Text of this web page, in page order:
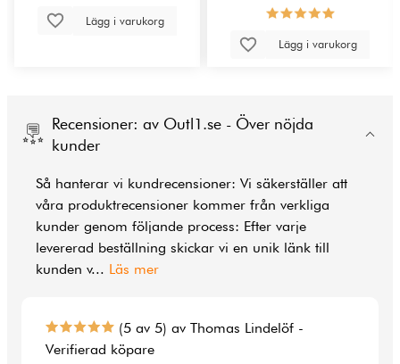
Lägg i varukorg
Lägg i varukorg
Recensioner: av Outl1.se - Över nöjda
kunder
Så hanterar vi kundrecensioner: Vi säkerställer att
våra produktrecensioner kommer från verkliga
kunder genom följande process: Efter varje
levererad beställning skickar vi en unik länk till
kunden v... Läs mer
(5 av 5) av Thomas Lindelöf -
Verifierad köpare